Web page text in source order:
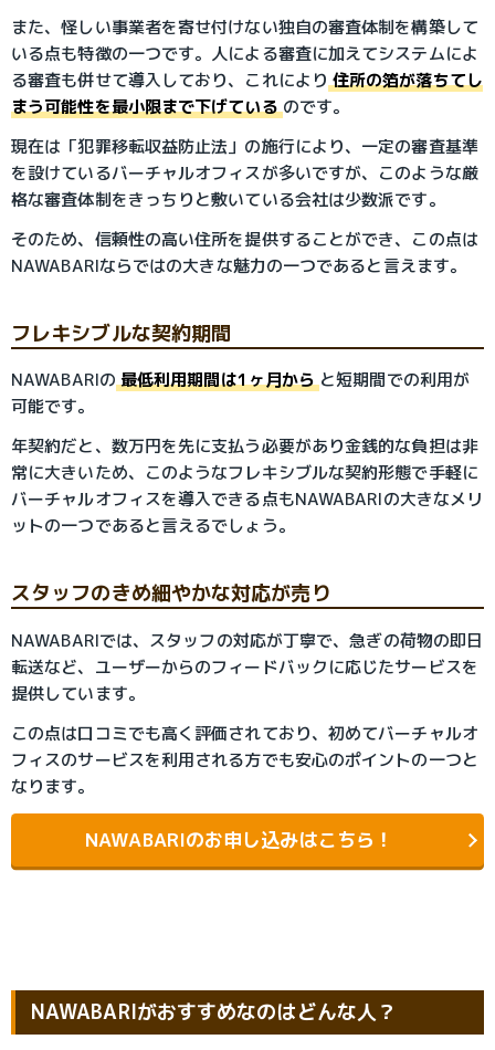
また、怪しい事業者を寄せ付けない独自の審査体制を構築して
いる点も特徴の一つです。人による審査に加えてシステムによ
る審査も併せて導入しており、これにより 住所の箔が落ちてし
まう可能性を最小限まで下げているのです。
現在は「犯罪移転収益防止法」の施行により、一定の審査基準
を設けているバーチャルオフィスが多いですが、このような厳
格な審査体制をきっちりと敷いている会社は少数派です。
そのため、信頼性の高い住所を提供することができ、この点は
NAWABARIならではの大きな魅力の一つであると言えます。
フレキシブルな契約期間
NAWABARIの 最低利用期間は1ヶ月から と短期間での利用が
可能です。
年契約だと、数万円を先に支払う必要があり金銭的な負担は非
常に大きいため、このようなフレキシブルな契約形態で手軽に
バーチャルオフィスを導入できる点もNAWABARIの大きなメリ
ットの一つであると言えるでしょう。
スタッフのきめ細やかな対応が売り
NAWABARIでは、スタッフの対応が丁寧で、急ぎの荷物の即日
転送など、ユーザーからのフィードバックに応じたサービスを
提供しています。
この点は口コミでも高く評価されており、初めてバーチャルオ
フィスのサービスを利用される方でも安心のポイントの一つと
なります。
NAWABARIのお申し込みはこちら！
NAWABARIがおすすめなのはどんな人？